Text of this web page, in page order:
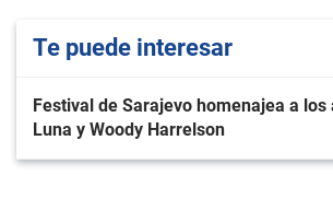
Te puede interesar
Festival de Sarajevo homenajea a los
Luna y Woody Harrelson